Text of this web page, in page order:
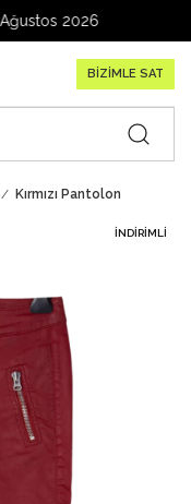
2026
BİZİMLE SAT
Kırmızı Pantolon
İNDIRIMLI